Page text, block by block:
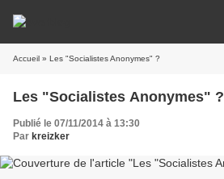
Accueil » Les "Socialistes Anonymes" ?
Les "Socialistes Anonymes" ?
Publié le 07/11/2014 à 13:30
Par kreizker